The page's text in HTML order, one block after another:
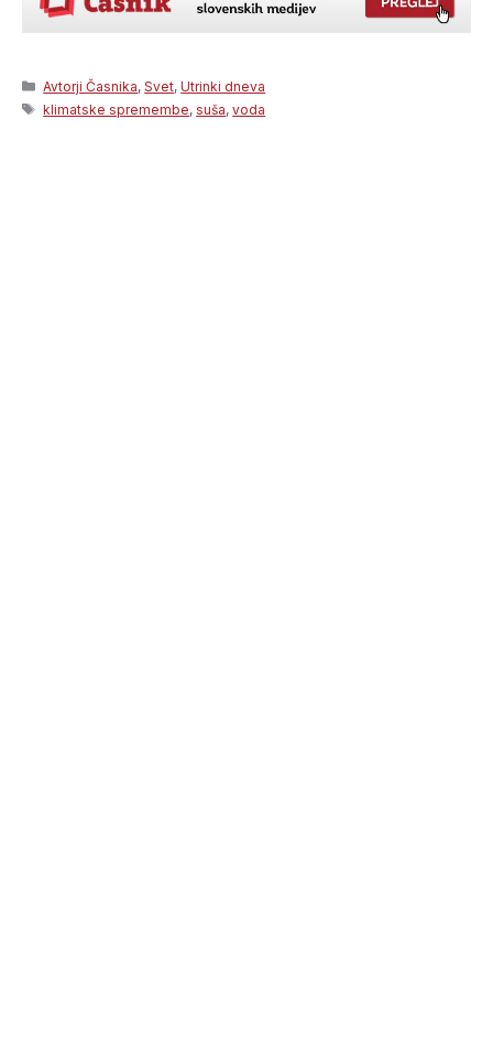
Categories
Avtorji Časnika,Svet,Utrinki dneva
Tags
klimatske spremembe,suša,voda